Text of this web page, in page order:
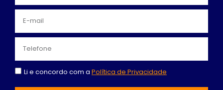
Li e concordo com a Política de Privacidade